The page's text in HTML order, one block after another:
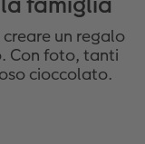
design
istantanee
mamma
un regalo
Con foto, tanti
cioccolato.